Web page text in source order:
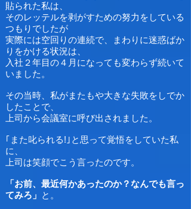
貼られた私は、
そのレッテルを剥がすための努力をしている
つもりでしたが
実際には空回りの連続で、まわりに迷惑ばか
りをかける状況は、
入社２年目の４月になっても変わらず続いて
いました。
その当時、私がまたもや大きな失敗をしでか
したことで、
上司から会議室に呼び出されました。
｢また叱られる!｣と思って覚悟をしていた私
に、
上司は笑顔でこう言ったのです。
「お前、最近何かあったのか？なんでも言っ
てみろ」 と。